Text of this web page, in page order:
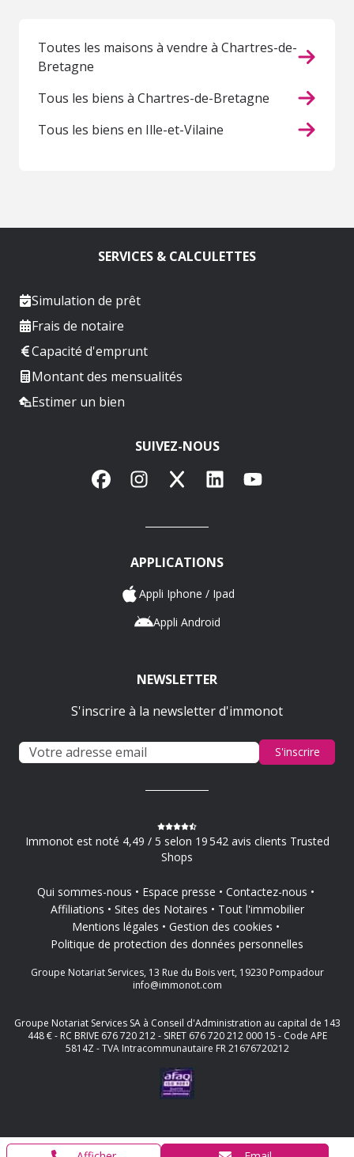
Toutes les maisons à vendre à Chartres-de-
Bretagne
Tous les biens à Chartres-de-Bretagne
Tous les biens en Ille-et-Vilaine
SERVICES & CALCULETTES
Simulation de prêt
Frais de notaire
Capacité d'emprunt
Montant des mensualités
Estimer un bien
SUIVEZ-NOUS
FacebookInstagram
X LinkedInYouTube
APPLICATIONS
Appli Iphone / Ipad
Appli Android
NEWSLETTER
S'inscrire à la newsletter d'immonot
S'inscrire
Immonot est noté 4,49 / 5 selon 19 542 avis clients Trusted
Shops
Qui sommes-nous Espace presse
Contactez-nous
Affiliations
Sites des Notaires
Tout l'immobilier
Mentions légales
Gestion des cookies
Politique de protection des données personnelles
Groupe Notariat Services, 13 Rue du Bois vert, 19230 Pompadour
info@immonot.com
Groupe Notariat Services SA à Conseil d'Administration au capital de 143
448 € - RC BRIVE 676 720 212 - SIRET 676 720 212 000 15 - Code APE
5814Z - TVA Intracommunautaire FR 21676720212